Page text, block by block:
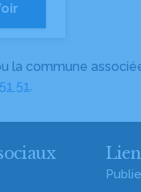
la commune
51.